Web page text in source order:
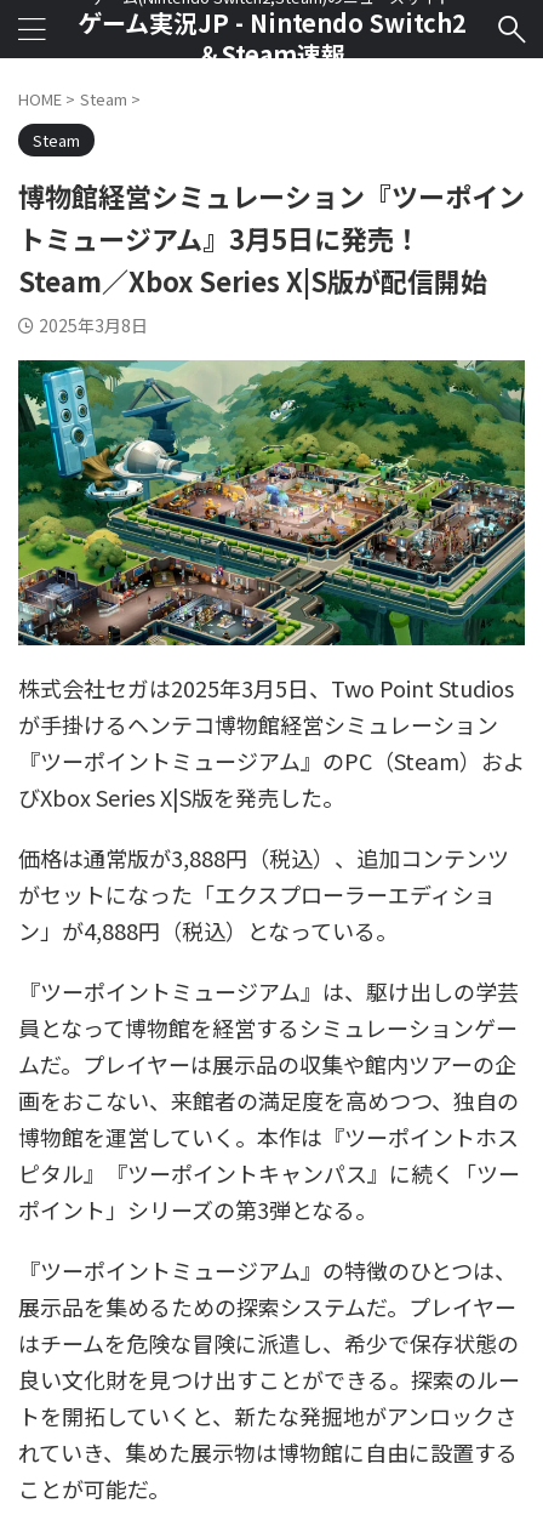
ゲーム実況JP - Nintendo Switch2
＆Steam速報
HOME > Steam >
Steam
博物館経営シミュレーション『ツーポイン
トミュージアム』3月5日に発売！
Steam／Xbox Series X|S版が配信開始
2025年3月8日
株式会社セガは2025年3月5日、Two Point Studios
が手掛けるヘンテコ博物館経営シミュレーション
『ツーポイントミュージアム』のPC（Steam）およ
びXbox Series X|S版を発売した。
価格は通常版が3,888円（税込）、追加コンテンツ
がセットになった「エクスプローラーエディショ
ン」が4,888円（税込）となっている。
『ツーポイントミュージアム』は、駆け出しの学芸
員となって博物館を経営するシミュレーションゲー
ムだ。プレイヤーは展示品の収集や館内ツアーの企
画をおこない、来館者の満足度を高めつつ、独自の
博物館を運営していく。本作は『ツーポイントホス
ピタル』『ツーポイントキャンパス』に続く「ツー
ポイント」シリーズの第3弾となる。
『ツーポイントミュージアム』の特徴のひとつは、
展示品を集めるための探索システムだ。プレイヤー
はチームを危険な冒険に派遣し、希少で保存状態の
良い文化財を見つけ出すことができる。探索のルー
トを開拓していくと、新たな発掘地がアンロックさ
れていき、集めた展示物は博物館に自由に設置する
ことが可能だ。